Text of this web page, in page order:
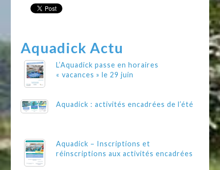
Aquadick Actu
L’Aquadick passe en horaires
« vacances » le 29 juin
Aquadick : activités encadrées de l’été
Aquadick – Inscriptions et
réinscriptions aux activités encadrées